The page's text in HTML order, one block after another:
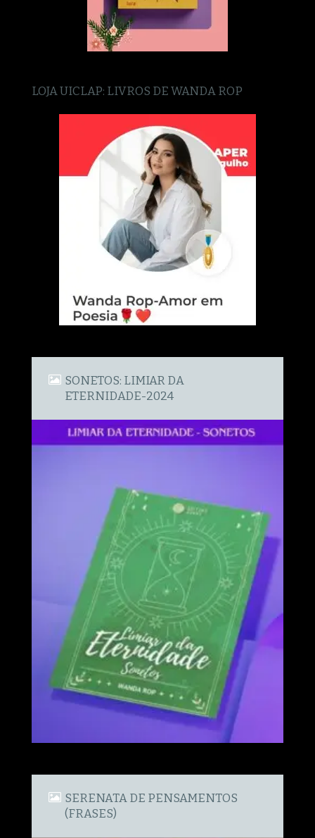
LOJA UICLAP: LIVROS DE WANDA ROP
SONETOS: LIMIAR DA
ETERNIDADE-2024
SERENATA DE PENSAMENTOS
(FRASES)